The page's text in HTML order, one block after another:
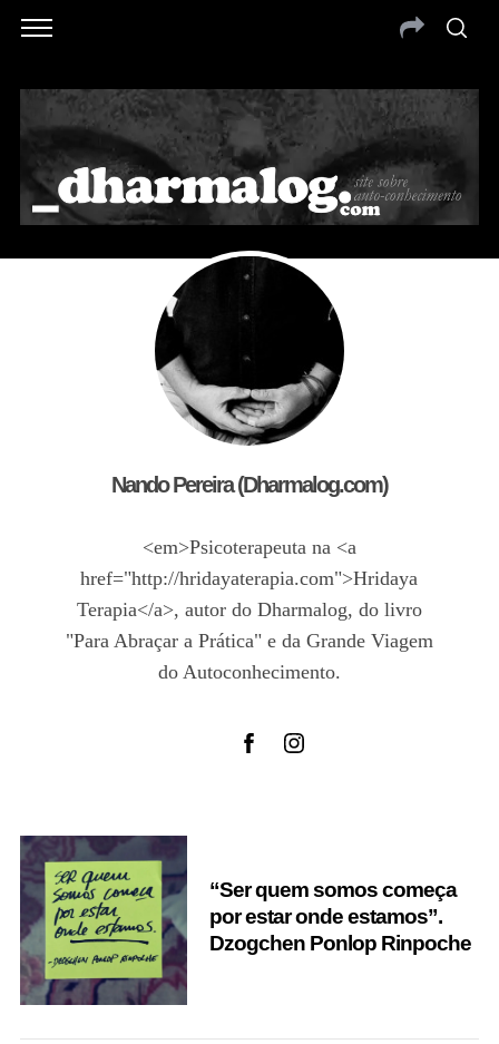
Nando Pereira (Dharmalog.com)
<em>Psicoterapeuta na <a
href="http://hridayaterapia.com">Hridaya
Terapia</a>, autor do Dharmalog, do livro
"Para Abraçar a Prática" e da Grande Viagem
do Autoconhecimento.
“Ser quem somos começa
por estar onde estamos”.
Dzogchen Ponlop Rinpoche